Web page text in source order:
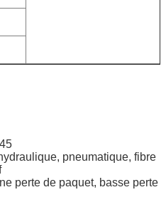
pneumatique, fibre
perte de paquet, basse perte